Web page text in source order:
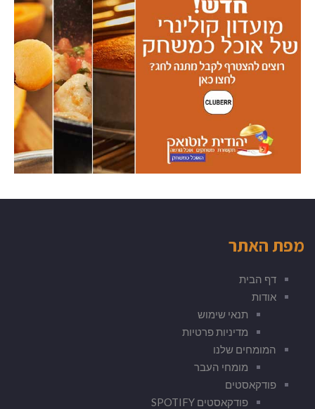
מפת האתר
דף הבית
אודות
תנאי שימוש
מדיניות פרטיות
המומחים שלנו
מומחי העבר
פודקאסטים
פודקאסטים SPOTIFY